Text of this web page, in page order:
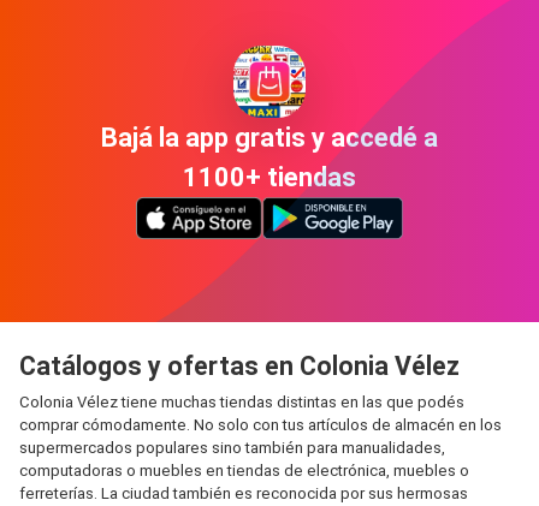
Bajá la app gratis y accedé a
1100+ tiendas
Catálogos y ofertas en Colonia Vélez
Colonia Vélez tiene muchas tiendas distintas en las que podés
comprar cómodamente. No solo con tus artículos de almacén en los
supermercados populares sino también para manualidades,
computadoras o muebles en tiendas de electrónica, muebles o
ferreterías. La ciudad también es reconocida por sus hermosas